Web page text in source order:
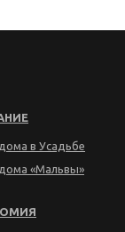
в Усадьбе
«Мальвы»